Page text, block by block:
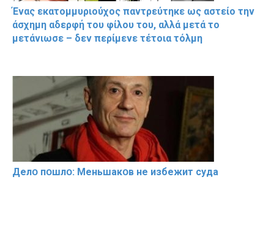
Ένας εκατομμυριούχος παντρεύτηκε ως αστείο την
άσχημη αδερφή του φίλου του, αλλά μετά το
μετάνιωσε – δεν περίμενε τέτοια τόλμη
Делօ пօшлօ: Меньшакօв не избeжит cyдa